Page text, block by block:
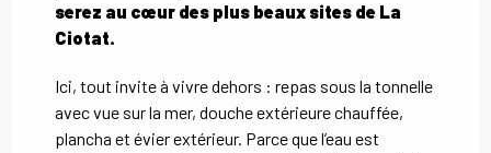
serez au cœur des plus beaux sites de La
Ciotat.
Ici, tout invite à vivre dehors : repas sous la tonnelle
avec vue sur la mer, douche extérieure chauffée,
plancha et évier extérieur. Parce que l’eau est